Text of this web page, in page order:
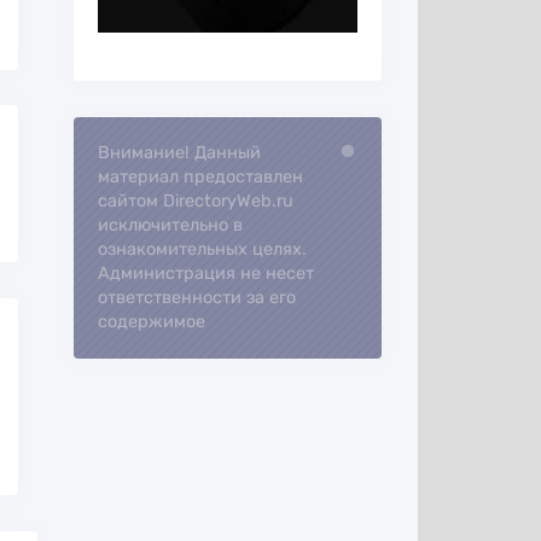
Loading...
Внимание! Данный
материал предоставлен
сайтом DirectoryWeb.ru
исключительно в
ознакомительных целях.
Администрация не несет
ответственности за его
содержимое